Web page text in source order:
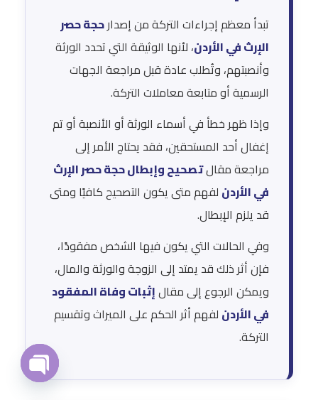
تبدأ معظم إجراءات التركة من إصدارحجة حصر
الإرث في الأردن، لأنها الوثيقة التي تحدد الورثة
وأنصبتهم، وتُطلب عادة قبل مراجعة الجهات
الرسمية أو متابعة معاملات التركة.
وإذا ظهر خطأ في أسماء الورثة أو الأنصبة أو تم
إغفال أحد المستحقين، فقد يحتاج الأمر إلى
مراجعة مقالتصحيح وإبطال حجة حصر الإرث
في الأردن لفهم متى يكون التصحيح كافيًا ومتى
قد يلزم الإبطال.
وفي الحالات التي يكون فيها الشخص مفقودًا،
فإن أثر ذلك قد يمتد إلى الزوجة والورثة والمال،
ويمكن الرجوع إلى مقالإثبات وفاة المفقود
في الأردن لفهم أثر الحكم على الميراث وتقسيم
التركة.